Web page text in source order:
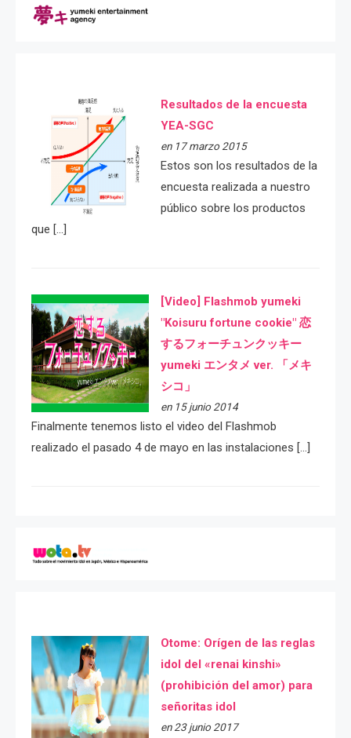
Resultados de la encuesta
YEA-SGC
en 17 marzo 2015
Estos son los resultados de la
encuesta realizada a nuestro
público sobre los productos
que […]
[Video] Flashmob yumeki
"Koisuru fortune cookie" 恋
するフォーチュンクッキー
yumeki エンタメ ver. 「メキ
シコ」
en 15 junio 2014
Finalmente tenemos listo el video del Flashmob
realizado el pasado 4 de mayo en las instalaciones […]
Otome: Orígen de las reglas
idol del «renai kinshi»
(prohibición del amor) para
señoritas idol
en 23 junio 2017